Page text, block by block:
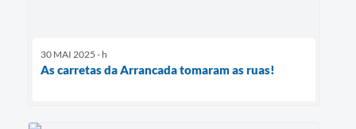
30 MAI 2025 - h
As carretas da Arrancada tomaram as ruas!